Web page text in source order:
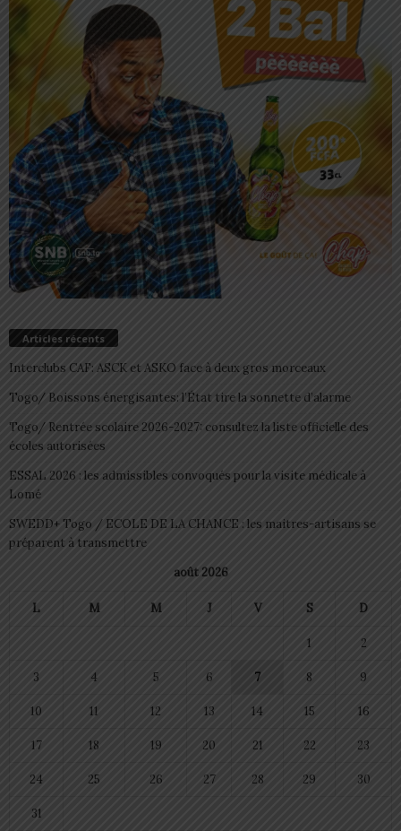
Articles récents
Interclubs CAF: ASCK et ASKO face à deux gros morceaux
Togo/ Boissons énergisantes: l’État tire la sonnette d’alarme
Togo/ Rentrée scolaire 2026-2027: consultez la liste officielle des
écoles autorisées
ESSAL 2026 : les admissibles convoqués pour la visite médicale à
Lomé
SWEDD+ Togo / ECOLE DE LA CHANCE : les maitres-artisans se
préparent à transmettre
août 2026
L M M J V S D
1 2
3 4 5 6 7 8 9
10 11 12 13 14 15 16
17 18 19 20 21 22 23
24 25 26 27 28 29 30
31